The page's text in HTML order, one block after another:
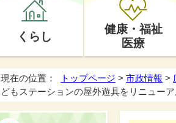
くらし
健康・福祉
医療
現在の位置： トップページ > 市政情報 >
どもステーションの屋外遊具をリニュー